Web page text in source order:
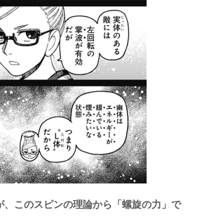
、このスピンの理論から「螺旋の力」で